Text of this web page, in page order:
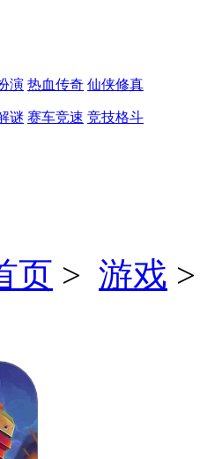
演 热血传奇 仙侠修真
谜 赛车竞速 竞技格斗
页 > 游戏